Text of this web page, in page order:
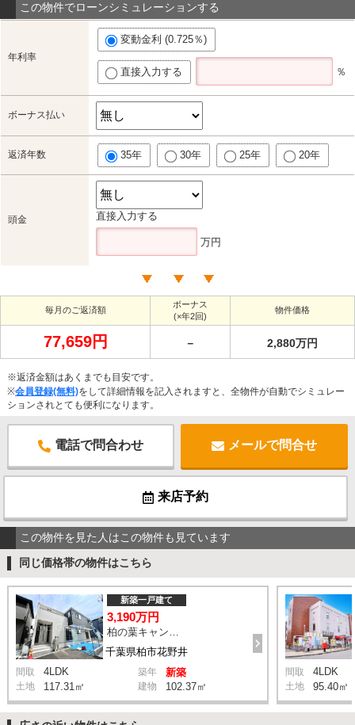
この物件でローンシミュレーションする
年利率
変動金利 (0.725％)
直接入力する ％
ボーナス払い
返済年数 35年 30年 25年 20年
頭金 直接入力する
万円
毎月のご返済額
ボーナス
(×年2回)
物件価格
77,659円 － 2,880万円
※返済金額はあくまでも目安です。
※会員登録(無料)をして詳細情報を記入されますと、全物件が自動でシミュレー
ションされとても便利になります。
電話で問合わせ メールで問合せ
来店予約
この物件を見た人はこの物件も見ています
同じ価格帯の物件はこちら
千葉県柏市花野井
新築一戸建て
3,190万円
間取 4LDK 築年 新築
土地 117.31㎡ 建物 102.37㎡
間取 4LDK
土地 95.40㎡